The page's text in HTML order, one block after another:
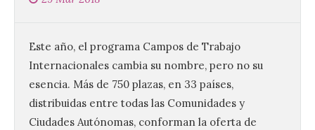
Este año, el programa Campos de Trabajo
Internacionales cambia su nombre, pero no su
esencia. Más de 750 plazas, en 33 países,
distribuidas entre todas las Comunidades y
Ciudades Autónomas, conforman la oferta de